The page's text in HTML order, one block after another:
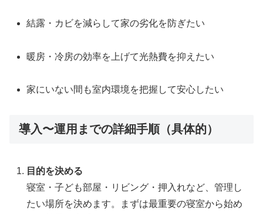
結露・カビを減らして家の劣化を防ぎたい
暖房・冷房の効率を上げて光熱費を抑えたい
家にいない間も室内環境を把握して安心したい
導入〜運用までの詳細手順（具体的）
目的を決める
寝室・子ども部屋・リビング・押入れなど、管理し
たい場所を決めます。まずは最重要の寝室から始め